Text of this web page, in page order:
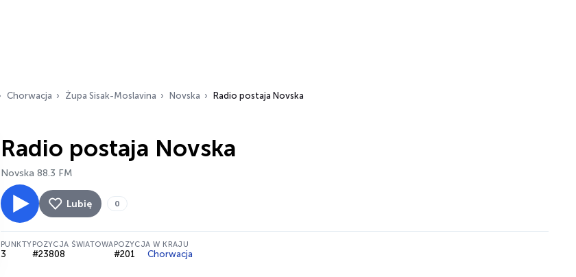
Chorwacja Żupa Sisak-Moslavina Novska Radio postaja Novska
Radio postaja Novska
Novska 88.3 FM
Lubię 0
PUNKTY
3
POZYCJA ŚWIATOWA
#23808
POZYCJA W KRAJU
#201 Chorwacja